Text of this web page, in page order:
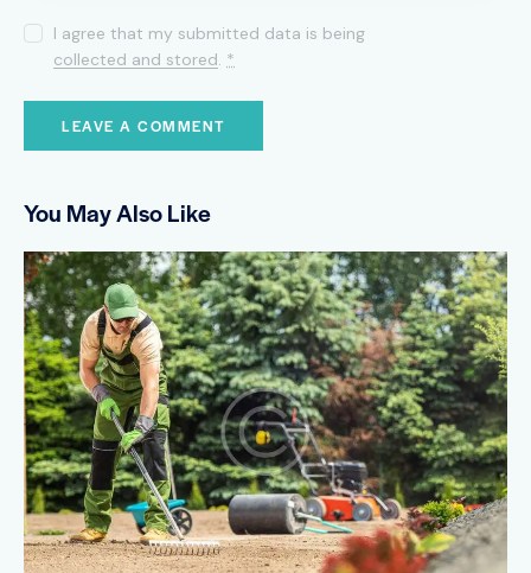
I agree that my submitted data is being
collected and stored *
You May Also Like